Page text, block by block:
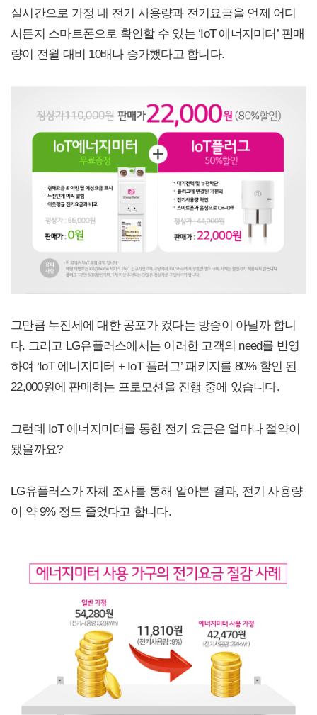
실시간으로 가정 내 전기 사용량과 전기요금을 언제 어디
서든지 스마트폰으로 확인할 수 있는 ‘IoT 에너지미터’ 판매
량이 전월 대비 10배나 증가했다고 합니다.
그만큼 누진세에 대한 공포가 컸다는 방증이 아닐까 합니
다. 그리고 LG유플러스에서는 이러한 고객의 need를 반영
하여 ‘IoT 에너지미터 + IoT 플러그’ 패키지를 80% 할인 된
22,000원에 판매하는 프로모션을 진행 중에 있습니다.
그런데 IoT 에너지미터를 통한 전기 요금은 얼마나 절약이
됐을까요?
LG유플러스가 자체 조사를 통해 알아본 결과, 전기 사용량
이 약 9% 정도 줄었다고 합니다.